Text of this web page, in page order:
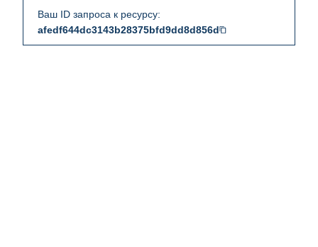
Ваш ID запроса к ресурсу:
afedf644dc3143b28375bfd9dd8d856d